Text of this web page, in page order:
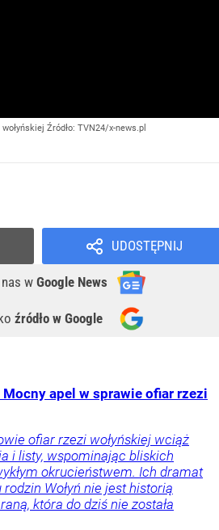
Źródło: TVN24/x-news.pl
UDOSTĘPNIJ
w Google News
źródło w Google
apel w sprawie ofiar rzezi
ofiar rzezi wołyńskiej wciąż
i listy, wspominając bliskich
okrucieństwem. Ich dramat
Wołyń nie jest historią
która do dziś nie została